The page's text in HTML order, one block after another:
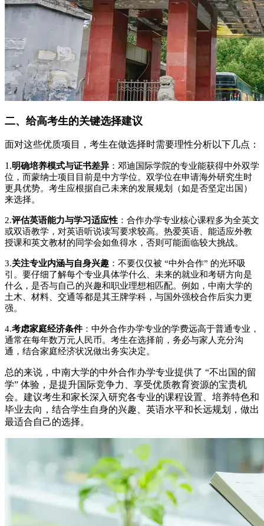
二、给高考生的关键选择建议
面对这些优质项目，考生在做选择时需要理性分析以下几点：
1.明确培养模式与证书差异 ：邓迪国际学院的专业能获得中外双学
位，而蒙纳士项目目前是中方学位。双学位在申请海外研究生时
更具优势。考生应根据自己未来的发展规划（如是否坚定出国）
来选择。
2.评估英语能力与学习适应性 ：合作办学专业核心课程多为全英文
或双语教学，对英语听说读写要求较高。热爱英语、能适应外教
授课和英文教材的同学会如鱼得水，否则可能面临较大挑战。
3.关注专业内涵与自身兴趣 ：不要仅仅被 “中外合作” 的光环吸
引。要仔细了解每个专业具体学什么、未来的就业和考研方向是
什么，是否与自己的兴趣和职业理想相匹配。例如，中南大学的
土木、材料、交通等都是其王牌学科，与国外强校合作后实力更
强。
4.考虑家庭经济条件：中外合作办学专业的学费远高于普通专业，
通常在每年数万元人民币。考生在选择前，务必与家人充分沟
通，结合家庭经济状况做出务实决定。
总的来说，中南大学的中外合作办学专业提供了 “不出国的留
学” 体验，是提升国际竞争力、享受优质教育资源的宝贵机
会。建议考生和家长深入研究各专业的课程设置、培养特色和
毕业去向，结合学生自身的兴趣、英语水平和长远规划，做出
最适合自己的选择。